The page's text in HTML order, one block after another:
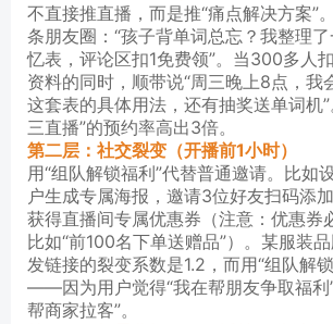
不直接推直播，而是推“痛点解决方案”
条朋友圈：“孩子背单词总忘？我整理
忆表，评论区扣1免费领”。当300多人
资料的同时，顺带说“周三晚上8点，我
这套表的具体用法，还有抽奖送单词机
三直播”的预约率高出3倍。
第二层：社交裂变（开播前1小时）
用“组队解锁福利”代替普通邀请。比如
户生成专属海报，邀请3位好友扫码添
获得直播间专属优惠券（注意：优惠券
比如“前100名下单送赠品”）。某服装
发链接的裂变系数是1.2，而用“组队解
——因为用户觉得“我在帮朋友争取福利
帮商家拉客”。